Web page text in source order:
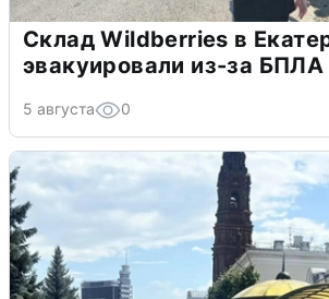
Склад Wildberries в
эвакуировали из-за БПЛА
5 августа 0